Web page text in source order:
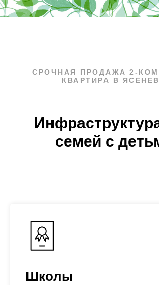
СРОЧНАЯ ПРОДАЖА 2-
КВАРТИРА В
семей с
Школы